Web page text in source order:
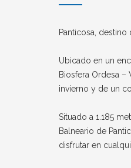
Panticosa,
Ubicado en un
Biosfera Ordesa –
invierno y de un
Situado a 1.185
Balneario de
disfrutar en